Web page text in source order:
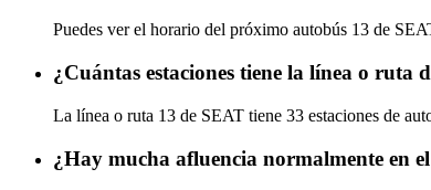
Puedes ver el horario del próximo autobús 13 de
¿Cuántas estaciones tiene la línea o ruta
La línea o ruta 13 de SEAT tiene 33 estaciones de
¿Hay mucha afluencia normalmente en